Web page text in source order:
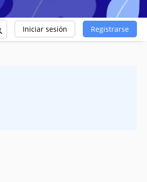
Iniciar sesión Registrarse